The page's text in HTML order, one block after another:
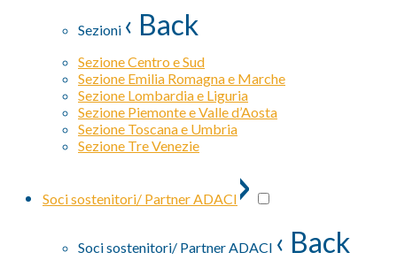
Sezioni ‹ Back
Sezione Centro e Sud
Sezione Emilia Romagna e Marche
Sezione Lombardia e Liguria
Sezione Piemonte e Valle d’Aosta
Sezione Toscana e Umbria
Sezione Tre Venezie
Soci sostenitori/ Partner ADACI ›
Soci sostenitori/ Partner ADACI ‹ Back